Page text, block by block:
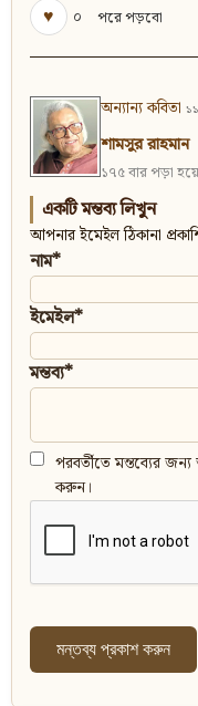
♥
০ পরে পড়বো
অন্যান্য কবিতা
শামসুর রাহমান
১৭৫ বার পড়া
একটি মন্তব্য লিখুন
আপনার ইমেইল ঠিকানা
নাম*
ইমেইল*
মন্তব্য*
পরবর্তীতে মন্তব্যের
করুন।